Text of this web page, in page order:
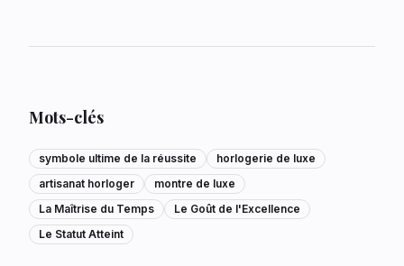
Mots-clés
symbole ultime de la réussite
horlogerie de luxe
artisanat horloger
montre de luxe
La Maîtrise du Temps
Le Goût de l'Excellence
Le Statut Atteint